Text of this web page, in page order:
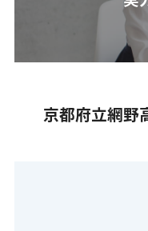
京都府立網野